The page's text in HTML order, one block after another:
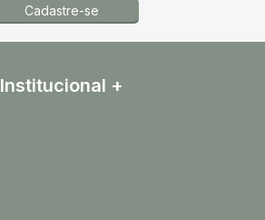
Cadastre-se
Institucional